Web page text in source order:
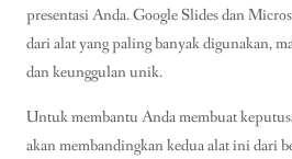
presentasi Anda. Google Slides dan
dari alat yang paling banyak digunakan,
dan keunggulan unik.
Untuk membantu Anda membuat
akan membandingkan kedua alat ini dari